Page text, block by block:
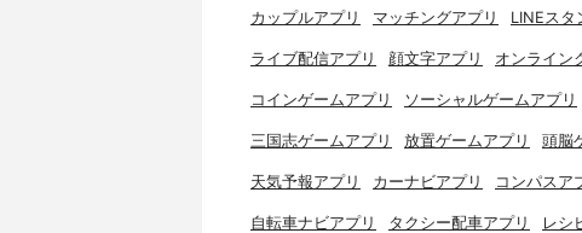
カップルアプリ マッチングアプリ LINEスタ
ライブ配信アプリ 顔文字アプリ オンライン
コインゲームアプリ ソーシャルゲームアプリ
三国志ゲームアプリ 放置ゲームアプリ 頭脳
天気予報アプリ カーナビアプリ コンパスア
自転車ナビアプリ タクシー配車アプリ レシ